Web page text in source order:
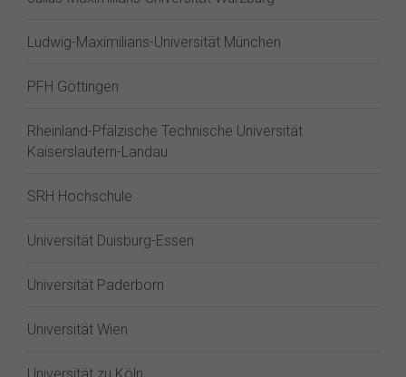
Ludwig-Maximilians-Universität München
PFH Göttingen
Rheinland-Pfälzische Technische Universität
Kaiserslautern-Landau
SRH Hochschule
Universität Duisburg-Essen
Universität Paderborn
Universität Wien